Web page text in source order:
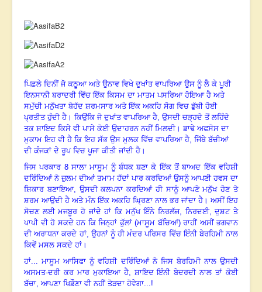
ਪਿਛਲੇ ਦਿਨੀਂ ਜੋ ਕਠੂਆ ਅਤੇ ਉਨਾਵ ਵਿਖੇ ਦੁਖਾਂਤ ਵਾਪਰਿਆ ਉਸ ਨੂੰ ਲੈ ਕੇ ਪੂਰੀ
ਇਨਸਾਨੀ ਬਰਾਦਰੀ ਵਿੱਚ ਇੱਕ ਕਿਸਮ ਦਾ ਮਾਤਮ ਪਸਰਿਆ ਹੋਇਆ ਹੈ ਅਤੇ
ਸਮੁੱਚੀ ਮਨੁੱਖਤਾ ਬੇਹੱਦ ਸ਼ਰਮਸਾਰ ਅਤੇ ਇੱਕ ਅਕਹਿ ਸੋਗ ਵਿਚ ਡੁੱਬੀ ਹੋਈ
ਪ੍ਰਤੀਤ ਹੁੰਦੀ ਹੈ । ਕਿਉਂਕਿ ਜੋ ਦੁਖਾਂਤ ਵਾਪਰਿਆ ਹੈ, ਉਸਦੀ ਚੜ੍ਹਦੇ ਤੋਂ ਲਹਿੰਦੇ
ਤਕ ਸ਼ਾਇਦ ਕਿਸੇ ਵੀ ਪਾਸੇ ਕੋਈ ਉਦਾਹਰਨ ਨਹੀਂ ਮਿਲਦੀ। ਡਾਢੇ ਅਫਸੋਸ ਦਾ
ਮੁਕਾਮ ਇਹ ਵੀ ਹੈ ਕਿ ਇਹ ਸੱਭ ਉਸ ਮੁਲਕ ਵਿੱਚ ਵਾਪਰਿਆ ਹੈ, ਜਿੱਥੇ ਬੱਚੀਆਂ
ਦੀ ਕੰਜਕਾਂ ਦੇ ਰੂਪ ਵਿਚ ਪੂਜਾ ਕੀਤੀ ਜਾਂਦੀ ਹੈ।
ਜਿਸ ਪਰਕਾਰ 8ਸਾਲਾ ਮਾਸੂਮ ਨੂੰ ਬੰਧਕ ਬਣਾ ਕੇ ਇੱਕ ਤੋਂ ਬਾਅਦ ਇੱਕ ਵਹਿਸ਼ੀ
ਦਰਿੰਦਿਆਂ ਨੇ ਜ਼ੁਲਮ ਦੀਆਂ ਤਮਾਮ ਹੱਦਾਂ ਪਾਰ ਕਰਦਿਆਂ ਉਸਨੂੰ ਆਪਣੀ ਹਵਸ ਦਾ
ਸ਼ਿਕਾਰ ਬਣਾਇਆ, ਉਸਦੀ ਕਲਪਨਾ ਕਰਦਿਆਂ ਹੀ ਸਾਨੂੰ ਆਪਣੇ ਮਨੁੱਖ ਹੋਣ ਤੇ
ਸ਼ਰਮ ਆਉਂਦੀ ਹੈ ਅਤੇ ਮੰਨ ਇੱਕ ਅਕਹਿ ਘ੍ਰਿਣਾ ਨਾਲ ਭਰ ਜਾਂਦਾ ਹੈ । ਅਸੀਂ ਇਹ
ਸੋਚਣ ਲਈ ਮਜਬੂਰ ਹੋ ਜਾਂਦੇ ਹਾਂ ਕਿ ਮਨੁੱਖ ਇੰਨੇ ਨਿਰਲੱਜ, ਨਿਰਦਈ,ਦੁਸ਼ਟ ਤੇ
ਪਾਪੀ ਵੀ ਹੋ ਸਕਦੇ ਹਨ ਕਿ ਜਿਨ੍ਹਾਂ ਫੁੱਲਾਂ (ਮਾਸੂਮ ਬੱਚਿਆਂ) ਰਾਹੀਂ ਅਸੀਂ ਭਗਵਾਨ
ਦੀ ਅਰਾਧਨਾ ਕਰਦੇ ਹਾਂ, ਉਹਨਾਂ ਨੂੰ ਹੀ ਮੰਦਰ ਪਰਿਸਰ ਵਿੱਚ ਇੰਨੀ ਬੇਰਹਿਮੀ ਨਾਲ
ਕਿਵੇਂ ਮਸਲ ਸਕਦੇ ਹਾਂ।
ਹਾਂ... ਮਾਸੂਮ ਆਸਿਫਾ ਨੂੰ ਵਹਿਸ਼ੀ ਦਰਿੰਦਿਆਂ ਨੇ ਜਿਸ ਬੇਰਹਿਮੀ ਨਾਲ ਉਸਦੀ
ਅਸਮਤ-ਦਰੀ ਕਰ ਮਾਰ ਮੁਕਾਇਆ ਹੈ, ਸ਼ਾਇਦ ਇੰਨੀ ਬੇਦਰਦੀ ਨਾਲ ਤਾਂ ਕੋਈ
ਬੱਚਾ, ਆਪਣਾ ਖਿਡੌਣਾ ਵੀ ਨਹੀਂ ਤੋੜਦਾ ਹੋਵੇਗਾ...!